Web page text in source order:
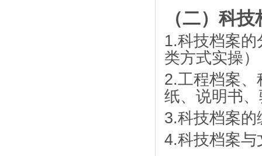
（二）科
1.科技档案的
类方式实操
2.工程档案、
纸、说明书
3.科技档案的
4.科技档案与